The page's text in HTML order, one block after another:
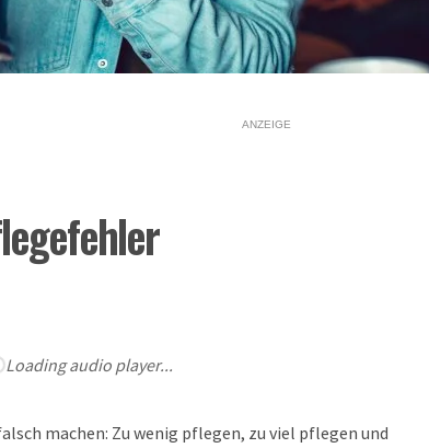
ANZEIGE
Loading audio player...
machen: Zu wenig pflegen, zu viel pflegen und